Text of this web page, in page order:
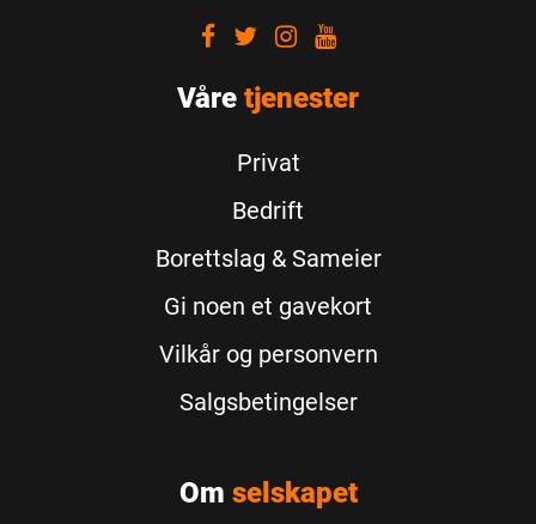
Visit
Facebook
Visit
Twitter
Visit
Instagram
Visit
Youtube
Våre tjenester
Privat
Bedrift
Borettslag & Sameier
Gi noen et gavekort
Vilkår og personvern
Salgsbetingelser
Om selskapet